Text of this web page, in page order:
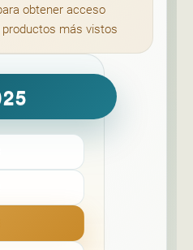
obtener acceso
más vistos